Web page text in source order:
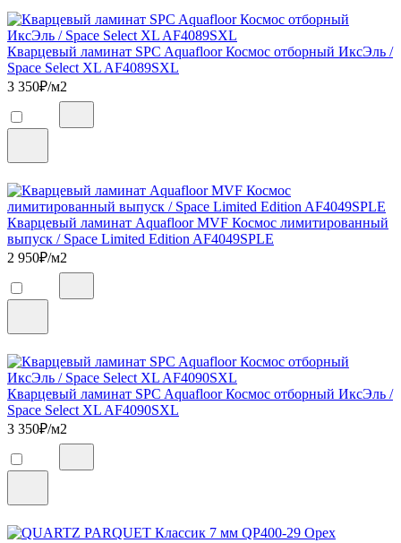
Кварцевый ламинат SPC Aquafloor Космос отборный ИксЭль /
Space Select XL AF4089SXL
3 350₽/м2
Кварцевый ламинат Aquafloor MVF Космос лимитированный
выпуск / Space Limited Edition AF4049SPLE
2 950₽/м2
Кварцевый ламинат SPC Aquafloor Космос отборный ИксЭль /
Space Select XL AF4090SXL
3 350₽/м2